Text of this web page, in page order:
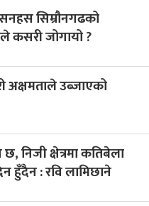
सिम्रौनगढको
कसरी जोगायो ?
अक्षमताले उब्जाएको
छ, निजी क्षेत्रमा कतिबेला
हुँदैन : रवि लामिछाने